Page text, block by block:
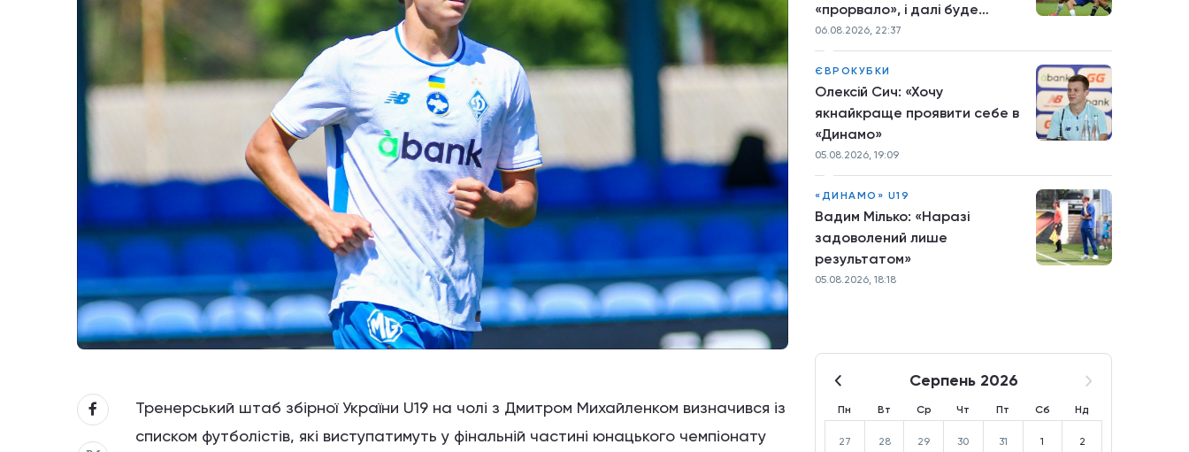
Тренерський штаб збірної України U19 на чолі з Дмитром Михайленком визначився із
списком футболістів, які виступатимуть у фінальній частині юнацького чемпіонату
«прорвало», і далі буде
більше»
06.08.2026, 22:37
ЄВРОКУБКИ
Олексій Сич: «Хочу
якнайкраще проявити себе в
«Динамо»
05.08.2026, 19:09
«ДИНАМО» U19
Вадим Мілько: «Наразі
задоволений лише
результатом»
05.08.2026, 18:18
Серпень 2026
Пн Вт Ср Чт Пт Сб Нд
27 28 29 30 31 1 2